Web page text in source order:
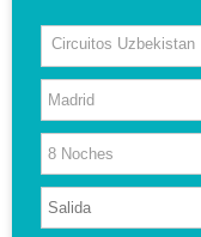
VIAJES
VUELO + HOTEL
MULTIDESTINOS
CIRCUITOS
Circuitos Uzbekistan